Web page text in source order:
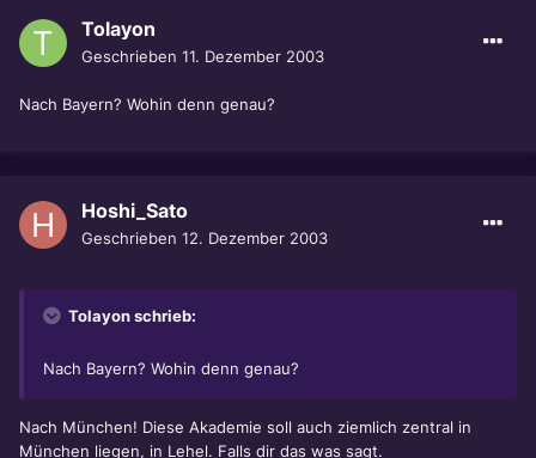
Tolayon
Geschrieben 11. Dezember 2003
Nach Bayern? Wohin denn genau?
Hoshi_Sato
Geschrieben 12. Dezember 2003
Tolayon schrieb:
Nach Bayern? Wohin denn genau?
Nach München! Diese Akademie soll auch ziemlich zentral in
München liegen, in Lehel. Falls dir das was sagt.